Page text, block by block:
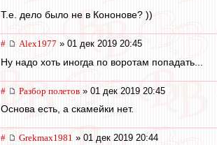
Т.е. дело было не в Кононове? ))
# Alex1977 » 01 дек 2019 20:45
Ну надо хоть иногда по воротам попадать...
# Разбор полетов » 01 дек 2019 20:45
Основа есть, а скамейки нет.
# Grekmax1981 » 01 дек 2019 20:44